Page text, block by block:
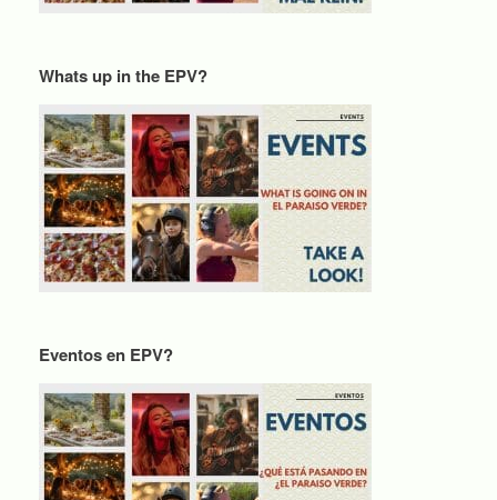
Whats up in the EPV?
Eventos en EPV?